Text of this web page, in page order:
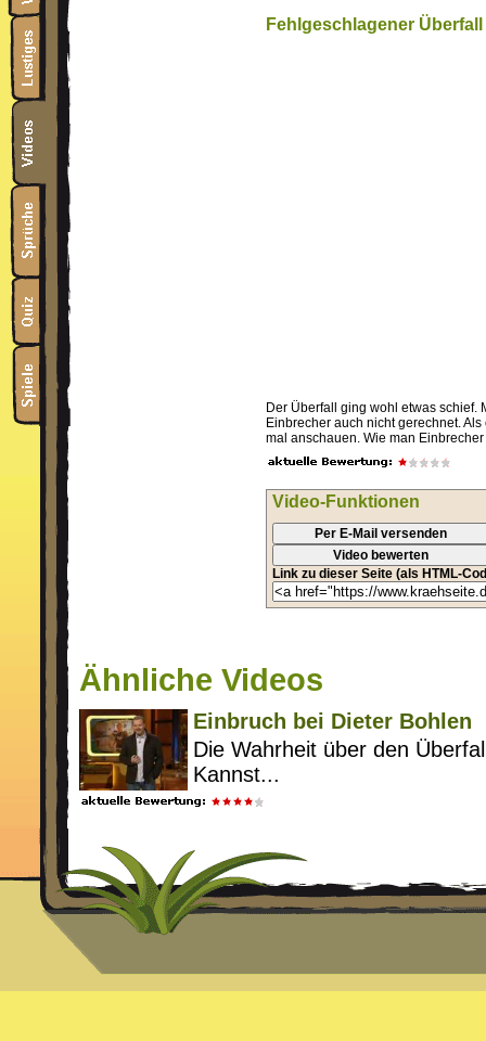
Fehlgeschlagener Überfall
Der Überfall ging wohl etwas schief.
Einbrecher auch nicht gerechnet.
mal anschauen. Wie man
Video-Funktionen
Per E-Mail versenden
Video bewerten
Link zu dieser Seite (als HTML-
Ähnliche Videos
Einbruch bei Dieter Bohlen
Die Wahrheit über den
Kannst...